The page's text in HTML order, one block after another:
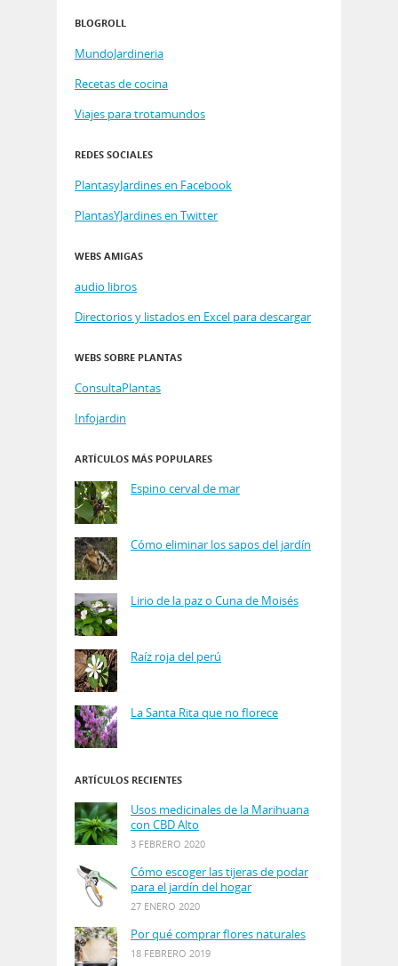
BLOGROLL
MundoJardineria
Recetas de cocina
Viajes para trotamundos
REDES SOCIALES
PlantasyJardines en Facebook
PlantasYJardines en Twitter
WEBS AMIGAS
audio libros
Directorios y listados en Excel para descargar
WEBS SOBRE PLANTAS
ConsultaPlantas
Infojardin
ARTÍCULOS MÁS POPULARES
Espino cerval de mar
Cómo eliminar los sapos del jardín
Lirio de la paz o Cuna de Moisés
Raíz roja del perú
La Santa Rita que no florece
ARTÍCULOS RECIENTES
Usos medicinales de la Marihuana
con CBD Alto
3 FEBRERO 2020
Cómo escoger las tijeras de podar
para el jardín del hogar
27 ENERO 2020
Por qué comprar flores naturales
18 FEBRERO 2019